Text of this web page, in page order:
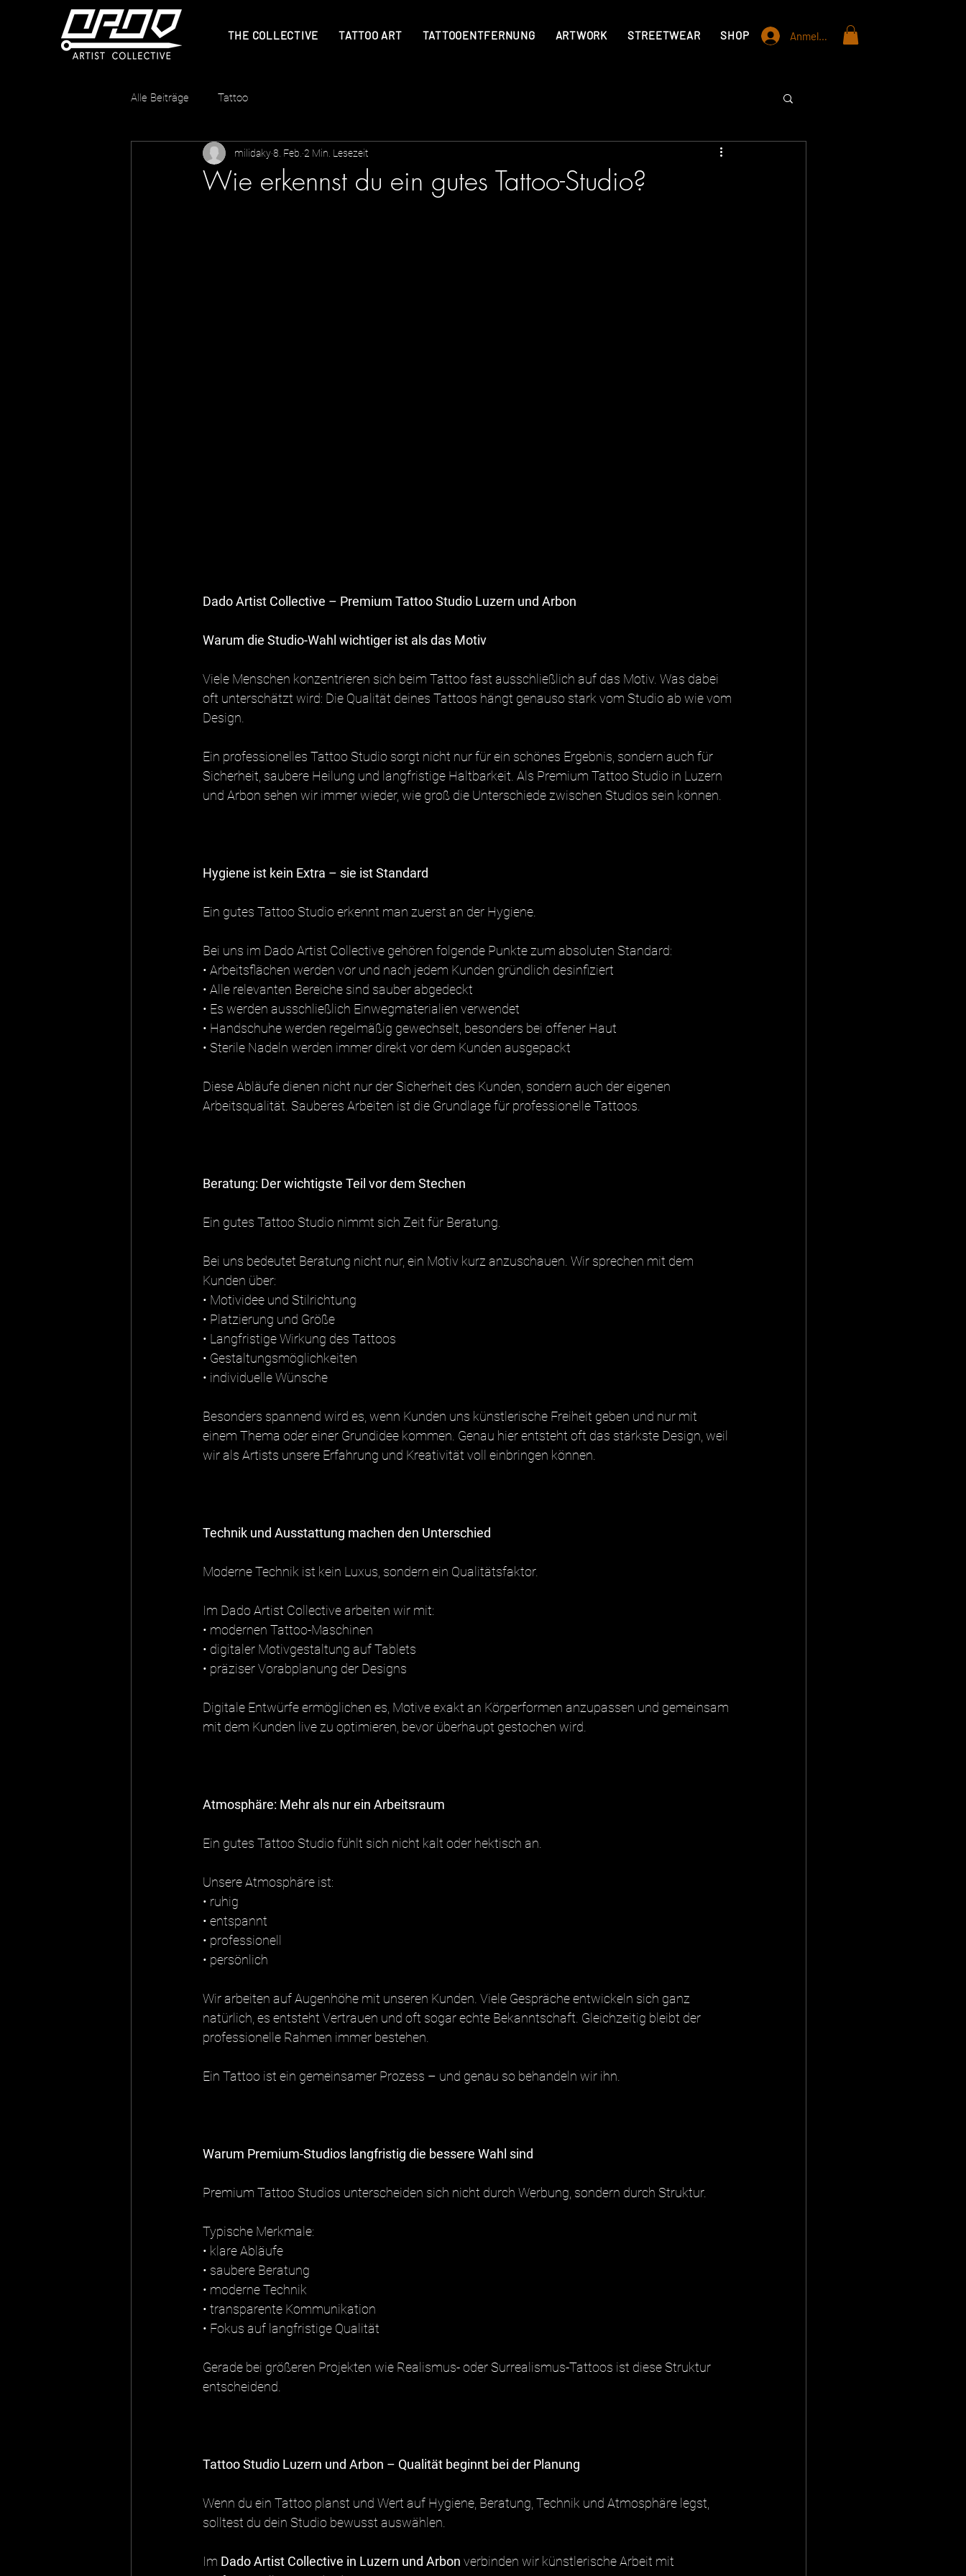
THE COLLECTIVE TATTOO ART TATTOOENTFERNUNG ARTWORK STREETWEAR SHOP STANDORTE INFO
Anmelden
Alle Beiträge Tattoo
Wie erkennst du ein gutes Tattoo-Studio?
milidaky8. Feb. 2 Min. Lesezeit
Dado Artist Collective – Premium Tattoo Studio Luzern und Arbon
Warum die Studio-Wahl wichtiger ist als das Motiv
Viele Menschen konzentrieren sich beim Tattoo fast ausschließlich auf das Motiv. Was dabei
oft unterschätzt wird: Die Qualität deines Tattoos hängt genauso stark vom Studio ab wie vom
Design.
Ein professionelles Tattoo Studio sorgt nicht nur für ein schönes Ergebnis, sondern auch für
Sicherheit, saubere Heilung und langfristige Haltbarkeit. Als Premium Tattoo Studio in Luzern
und Arbon sehen wir immer wieder, wie groß die Unterschiede zwischen Studios sein können.
Hygiene ist kein Extra – sie ist Standard
Ein gutes Tattoo Studio erkennt man zuerst an der Hygiene.
Bei uns im Dado Artist Collective gehören folgende Punkte zum absoluten Standard:
• Arbeitsflächen werden vor und nach jedem Kunden gründlich desinfiziert
• Alle relevanten Bereiche sind sauber abgedeckt
• Es werden ausschließlich Einwegmaterialien verwendet
• Handschuhe werden regelmäßig gewechselt, besonders bei offener Haut
• Sterile Nadeln werden immer direkt vor dem Kunden ausgepackt
Diese Abläufe dienen nicht nur der Sicherheit des Kunden, sondern auch der eigenen
Arbeitsqualität. Sauberes Arbeiten ist die Grundlage für professionelle Tattoos.
Beratung: Der wichtigste Teil vor dem Stechen
Ein gutes Tattoo Studio nimmt sich Zeit für Beratung.
Bei uns bedeutet Beratung nicht nur, ein Motiv kurz anzuschauen. Wir sprechen mit dem
Kunden über:
• Motividee und Stilrichtung
• Platzierung und Größe
• Langfristige Wirkung des Tattoos
• Gestaltungsmöglichkeiten
• individuelle Wünsche
Besonders spannend wird es, wenn Kunden uns künstlerische Freiheit geben und nur mit
einem Thema oder einer Grundidee kommen. Genau hier entsteht oft das stärkste Design, weil
wir als Artists unsere Erfahrung und Kreativität voll einbringen können.
Technik und Ausstattung machen den Unterschied
Moderne Technik ist kein Luxus, sondern ein Qualitätsfaktor.
Im Dado Artist Collective arbeiten wir mit:
• modernen Tattoo-Maschinen
• digitaler Motivgestaltung auf Tablets
• präziser Vorabplanung der Designs
Digitale Entwürfe ermöglichen es, Motive exakt an Körperformen anzupassen und gemeinsam
mit dem Kunden live zu optimieren, bevor überhaupt gestochen wird.
Atmosphäre: Mehr als nur ein Arbeitsraum
Ein gutes Tattoo Studio fühlt sich nicht kalt oder hektisch an.
Unsere Atmosphäre ist:
• ruhig
• entspannt
• professionell
• persönlich
Wir arbeiten auf Augenhöhe mit unseren Kunden. Viele Gespräche entwickeln sich ganz
natürlich, es entsteht Vertrauen und oft sogar echte Bekanntschaft. Gleichzeitig bleibt der
professionelle Rahmen immer bestehen.
Ein Tattoo ist ein gemeinsamer Prozess – und genau so behandeln wir ihn.
Warum Premium-Studios langfristig die bessere Wahl sind
Premium Tattoo Studios unterscheiden sich nicht durch Werbung, sondern durch Struktur.
Typische Merkmale:
• klare Abläufe
• saubere Beratung
• moderne Technik
• transparente Kommunikation
• Fokus auf langfristige Qualität
Gerade bei größeren Projekten wie Realismus- oder Surrealismus-Tattoos ist diese Struktur
entscheidend.
Tattoo Studio Luzern und Arbon – Qualität beginnt bei der Planung
Wenn du ein Tattoo planst und Wert auf Hygiene, Beratung, Technik und Atmosphäre legst,
solltest du dein Studio bewusst auswählen.
Im Dado Artist Collective in Luzern und Arbon verbinden wir künstlerische Arbeit mit